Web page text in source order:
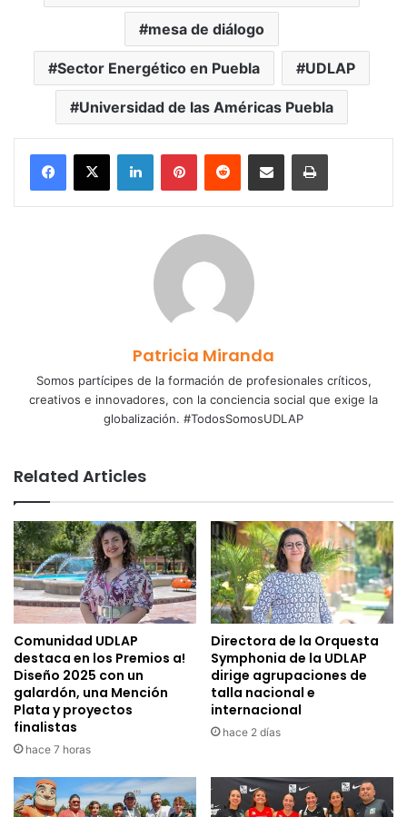
mesa de diálogo
Sector Energético en Puebla UDLAP
Universidad de las Américas Puebla
LinkedInPinterestReddit Share via Email Print
Patricia Miranda
Somos partícipes de la formación de profesionales críticos,
creativos e innovadores, con la conciencia social que exige la
globalización. #TodosSomosUDLAP
Related Articles
Comunidad UDLAP
destaca en los Premios a!
Diseño 2025 con un
galardón, una Mención
Plata y proyectos
finalistas
hace 7 horas
Directora de la Orquesta
Symphonia de la UDLAP
dirige agrupaciones de
talla nacional e
internacional
hace 2 días